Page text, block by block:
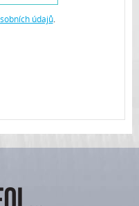
údajů.